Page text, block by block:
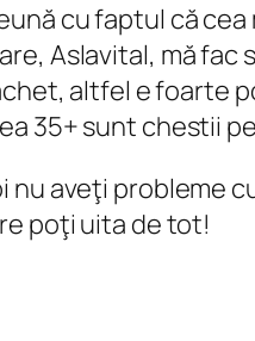
cu faptul că
Aslavital, mă fac
altfel e foarte
35+ sunt chestii
nu aveţi probleme
poţi uita de tot!